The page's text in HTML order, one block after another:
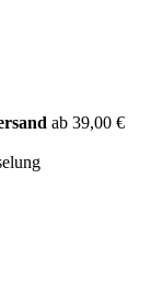
ab 39,00 €